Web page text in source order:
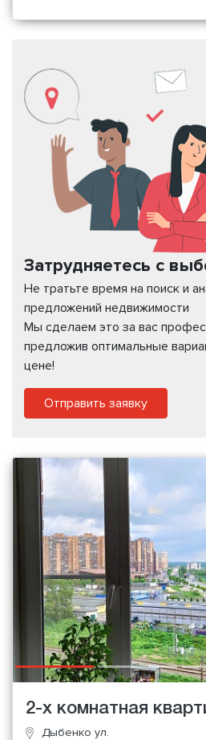
Затрудняетесь с
Не тратьте время на поиск и
предложений недвижимости
Мы сделаем это за вас
предложив оптимальные
цене!
Отправить заявку
2-х комнатная
Дыбенко ул.